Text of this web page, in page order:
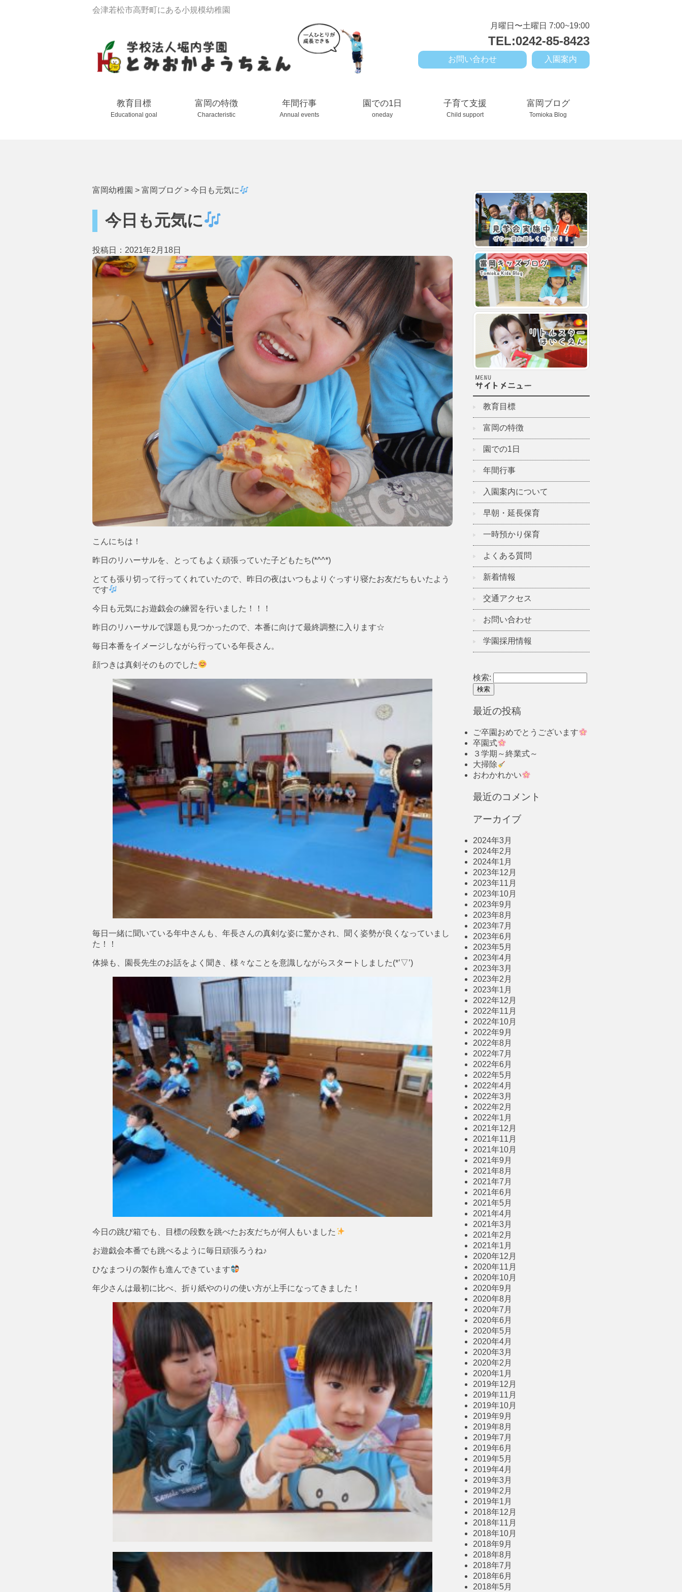
会津若松市高野町にある小規模幼稚園
月曜日〜土曜日 7:00~19:00
TEL:0242-85-8423
入園案内
お問い合わせ
教育目標
Educational goal
富岡の特徴
Characteristic
年間行事
Annual events
園での1日
oneday
子育て支援
Child support
富岡ブログ
Tomioka Blog
富岡幼稚園 > 富岡ブログ > 今日も元気に
今日も元気に
投稿日：2021年2月18日
こんにちは！
昨日のリハーサルを、とってもよく頑張っていた子どもたち(*^^*)
とても張り切って行ってくれていたので、昨日の夜はいつもよりぐっすり寝たお友だちもいたよう
です
今日も元気にお遊戯会の練習を行いました！！！
昨日のリハーサルで課題も見つかったので、本番に向けて最終調整に入ります☆
毎日本番をイメージしながら行っている年長さん。
顔つきは真剣そのものでした
毎日一緒に聞いている年中さんも、年長さんの真剣な姿に驚かされ、聞く姿勢が良くなっていまし
た！！
体操も、園長先生のお話をよく聞き、様々なことを意識しながらスタートしました(*’▽’)
今日の跳び箱でも、目標の段数を跳べたお友だちが何人もいました
お遊戯会本番でも跳べるように毎日頑張ろうね♪
ひなまつりの製作も進んできています
年少さんは最初に比べ、折り紙やのりの使い方が上手になってきました！
教育目標
富岡の特徴
園での1日
年間行事
入園案内について
早朝・延長保育
一時預かり保育
よくある質問
新着情報
交通アクセス
お問い合わせ
学園採用情報
検索:
最近の投稿
ご卒園おめでとうございます
卒園式
３学期～終業式～
大掃除
おわかれかい
最近のコメント
アーカイブ
2024年3月
2024年2月
2024年1月
2023年12月
2023年11月
2023年10月
2023年9月
2023年8月
2023年7月
2023年6月
2023年5月
2023年4月
2023年3月
2023年2月
2023年1月
2022年12月
2022年11月
2022年10月
2022年9月
2022年8月
2022年7月
2022年6月
2022年5月
2022年4月
2022年3月
2022年2月
2022年1月
2021年12月
2021年11月
2021年10月
2021年9月
2021年8月
2021年7月
2021年6月
2021年5月
2021年4月
2021年3月
2021年2月
2021年1月
2020年12月
2020年11月
2020年10月
2020年9月
2020年8月
2020年7月
2020年6月
2020年5月
2020年4月
2020年3月
2020年2月
2020年1月
2019年12月
2019年11月
2019年10月
2019年9月
2019年8月
2019年7月
2019年6月
2019年5月
2019年4月
2019年3月
2019年2月
2019年1月
2018年12月
2018年11月
2018年10月
2018年9月
2018年8月
2018年7月
2018年6月
2018年5月